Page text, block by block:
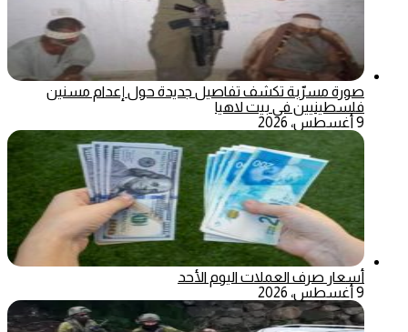
صورة مسرّبة تكشف تفاصيل جديدة حول إعدام مسنين
فلسطينيين في بيت لاهيا
9 أغسطس، 2026
أسعار صرف العملات اليوم الأحد
9 أغسطس، 2026